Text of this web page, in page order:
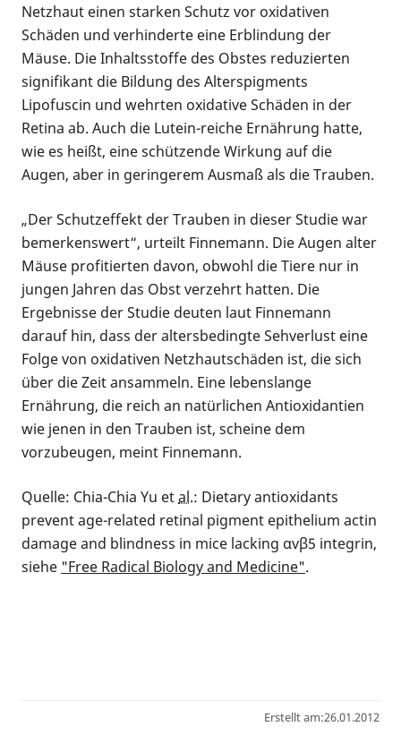
Netzhaut einen starken Schutz vor oxidativen
Schäden und verhinderte eine Erblindung der
Mäuse. Die Inhaltsstoffe des Obstes reduzierten
signifikant die Bildung des Alterspigments
Lipofuscin und wehrten oxidative Schäden in der
Retina ab. Auch die Lutein-reiche Ernährung hatte,
wie es heißt, eine schützende Wirkung auf die
Augen, aber in geringerem Ausmaß als die Trauben.
„Der Schutzeffekt der Trauben in dieser Studie war
bemerkenswert“, urteilt Finnemann. Die Augen alter
Mäuse profitierten davon, obwohl die Tiere nur in
jungen Jahren das Obst verzehrt hatten. Die
Ergebnisse der Studie deuten laut Finnemann
darauf hin, dass der altersbedingte Sehverlust eine
Folge von oxidativen Netzhautschäden ist, die sich
über die Zeit ansammeln. Eine lebenslange
Ernährung, die reich an natürlichen Antioxidantien
wie jenen in den Trauben ist, scheine dem
vorzubeugen, meint Finnemann.
Quelle: Chia-Chia Yu etal.: Dietary antioxidants
prevent age-related retinal pigment epithelium actin
damage and blindness in mice lacking αvβ5 integrin,
siehe "Free Radical Biology and Medicine".
Erstellt am:26.01.2012